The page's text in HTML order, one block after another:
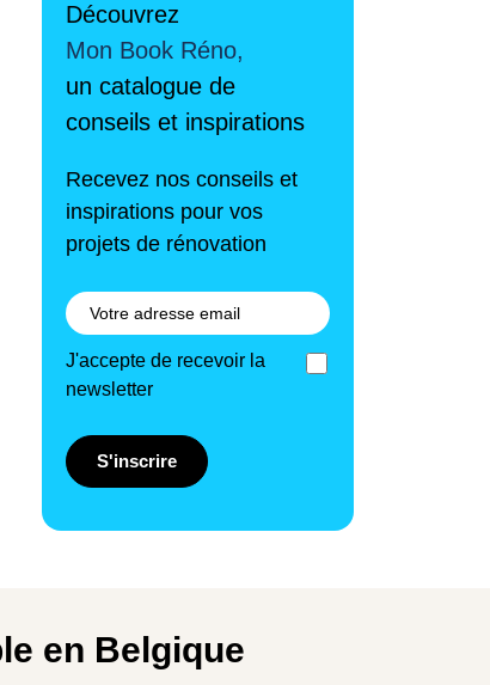
Découvrez
Mon Book Réno,
un catalogue de
conseils et inspirations
Recevez nos conseils et
inspirations pour vos
projets de rénovation
J'accepte de recevoir la
newsletter
S'inscrire
en Belgique